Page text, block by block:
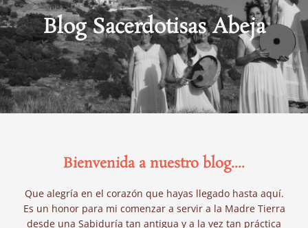
Blog Sacerdotisas Abeja
Bienvenida a nuestro blog....
Que alegría en el corazón que hayas llegado hasta aquí.
Es un honor para mi comenzar a servir a la Madre Tierra
desde una Sabiduría tan antigua y a la vez tan práctica